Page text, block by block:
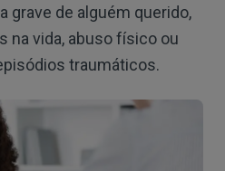
grave de alguém querido,
na vida, abuso físico ou
traumáticos.